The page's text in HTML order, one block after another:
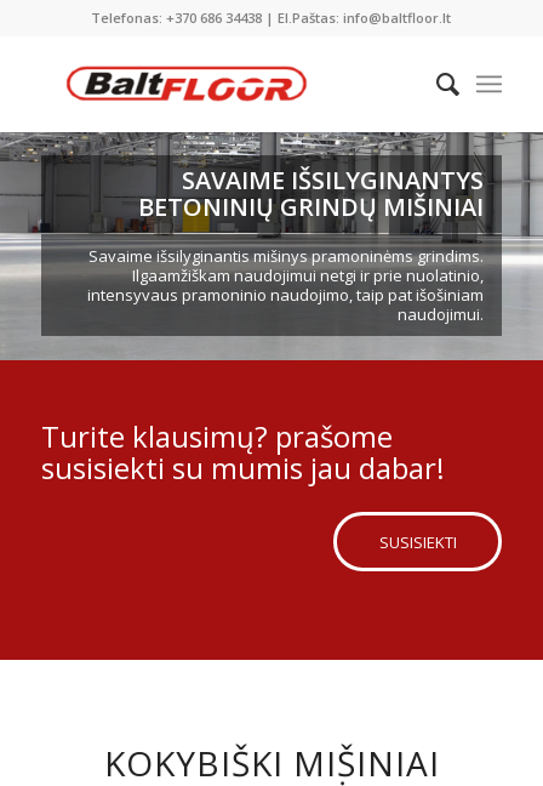
Telefonas: +370 686 34438 | El.Paštas: info@baltfloor.lt
SAVAIME IŠSILYGINANTYS
BETONINIŲ GRINDŲ MIŠINIAI
Savaime išsilyginantis mišinys pramoninėms grindims.
Ilgaamžiškam naudojimui netgi ir prie nuolatinio,
intensyvaus pramoninio naudojimo, taip pat išošiniam
naudojimui.
Turite klausimų? prašome
susisiekti su mumis jau dabar!
SUSISIEKTI
KOKYBIŠKI MIŠINIAI